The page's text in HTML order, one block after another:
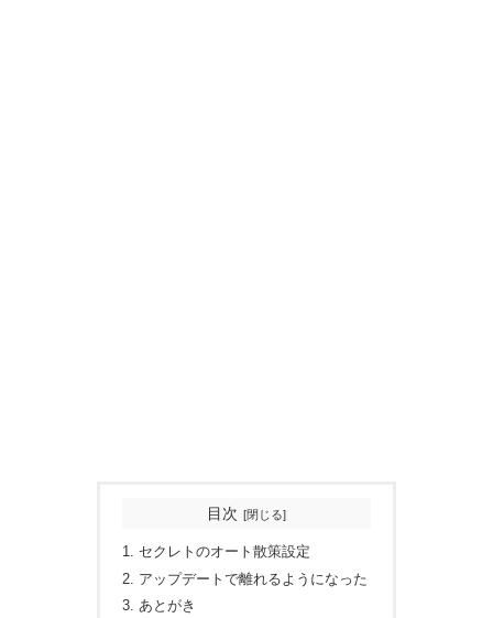
目次
セクレトのオート散策設定
アップデートで離れるようになった
あとがき